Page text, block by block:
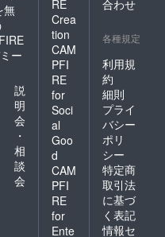
無
ー
説
明
会
・
相
談
会
RE
Crea
tion
CAM
PFI
RE
for
Soci
al
Goo
d
CAM
PFI
RE
for
Ente
合わせ
各種規定
利用規
約
細則
プライ
バシー
ポリ
シー
特定商
取引法
に基づ
く表記
情報セ